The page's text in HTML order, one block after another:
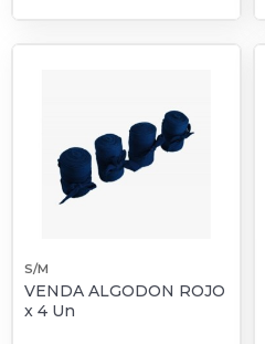
S/M
VENDA ALGODON ROJO
x 4 Un